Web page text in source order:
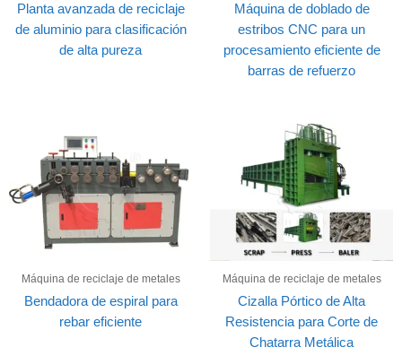
Planta avanzada de reciclaje
de aluminio para clasificación
de alta pureza
Máquina de doblado de
estribos CNC para un
procesamiento eficiente de
barras de refuerzo
Máquina de reciclaje de metales
Bendadora de espiral para
rebar eficiente
Máquina de reciclaje de metales
Cizalla Pórtico de Alta
Resistencia para Corte de
Chatarra Metálica